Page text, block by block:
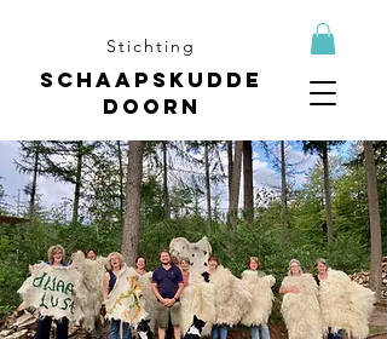
Schaapskudde
Doorn
Stichting